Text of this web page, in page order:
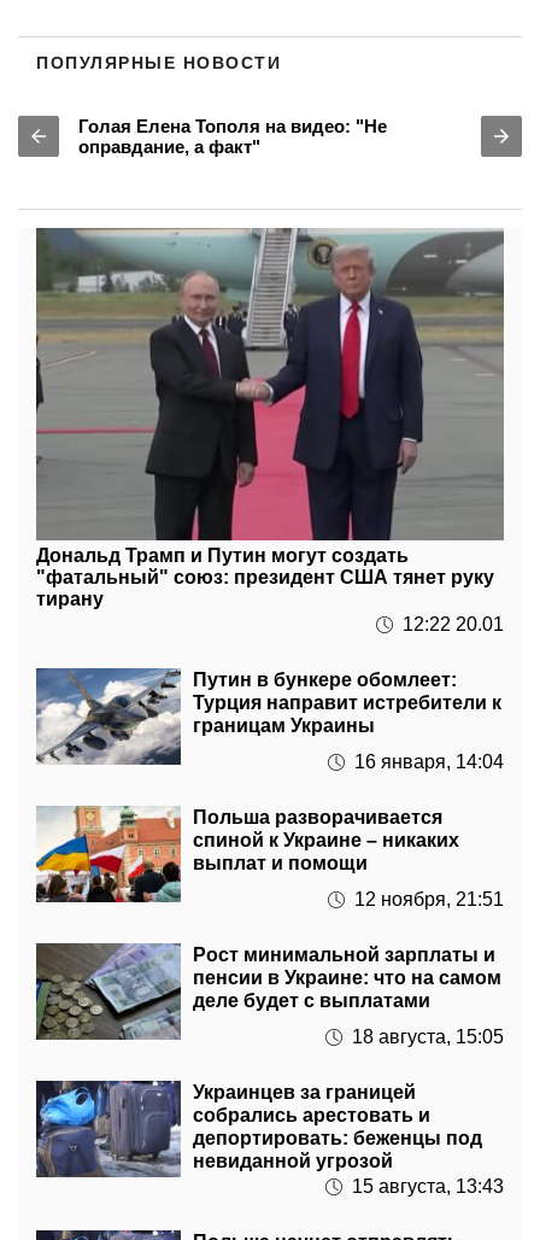
Дональд Трамп и Путин могут создать
"фатальный" союз: президент США тянет руку
тирану
12:22 20.01
Путин в бункере обомлеет:
границам Украины
16 января, 14:04
Польша разворачивается
выплат и помощи
12 ноября, 21:51
Рост минимальной зарплаты и
деле будет с выплатами
18 августа, 15:05
Украинцев за границей
депортировать: беженцы под
невиданной угрозой
15 августа, 13:43
Польша начнет отправлять